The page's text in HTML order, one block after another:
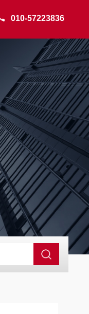
010-57223836
机 GCDDJ-100Kv